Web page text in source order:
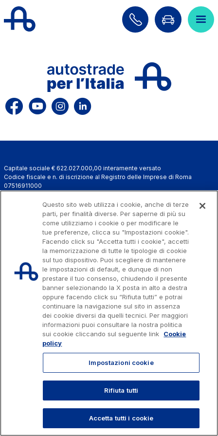
Salta al contenuto principale
Salta al menu principale
Cerca sul sito
Rete
Info Viabilità
Investor Relations
Tecnologie e Sicurezza
Sostenibilità
Media
Servizi al cliente
Contratti e fornitori
Il gruppo
Movyon
L'operatore tecnologico per l'integrazione di
soluzioni di Intelligent Transport Systems
Scopri la nostra App
Inquadra il QR Code con la fotocamera del tuo
cellulare per scaricare l’App
Capitale sociale € 622.027.000,00 interamente versato
Codice fiscale e n. di iscrizione al Registro delle Imprese di Roma
07516911000
Bergamini, 50 - 00159 Roma
Progetto e realizzazione Autostrade per l'Italia © 2026 Autostrade per
l'Italia Spa, Tutti i diritti riservati
803.111 info@autostrade.it
Privacy Cookies Accessibilità Whistleblowing Lavora con noi
Questo sito web utilizza i cookie, anche di terze
parti, per finalità diverse. Per saperne di più su
come utilizziamo i cookie o per modificare le
tue preferenze, clicca su "Impostazioni cookie".
Facendo click su "Accetta tutti i cookie", accetti
la memorizzazione di tutte le tipologie di cookie
sul tuo dispositivo. Puoi scegliere di mantenere
le impostazioni di default, e dunque di non
prestare il tuo consenso, chiudendo il presente
banner selezionando la X posta in alto a destra
oppure facendo click su “Rifiuta tutti” e potrai
continuare la navigazione sul sito in assenza
dei cookie diversi da quelli tecnici. Per maggiori
informazioni puoi consultare la nostra politica
sui cookie cliccando sul seguente link
Cookie
policy
Impostazioni cookie
Rifiuta tutti
Accetta tutti i cookie